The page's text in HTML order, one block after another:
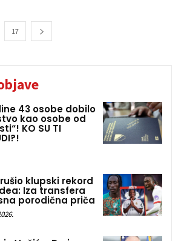
17
43 osobe dobilo
kao osobe od
KO SU TI
klupski rekord
Iza transfera
porodična priča